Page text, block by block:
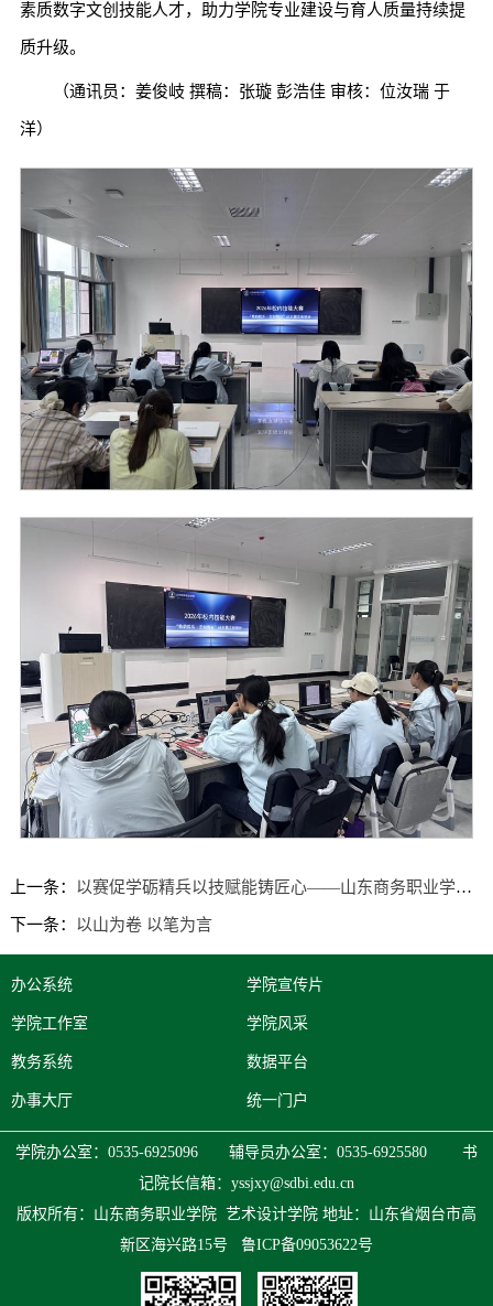
素质数字文创技能人才，助力学院专业建设与育人质量持续提
质升级。
（通讯员：姜俊岐 撰稿：张璇 彭浩佳 审核：位汝瑞 于
洋）
上一条： 以赛促学砺精兵以技赋能铸匠心——山东商务职业学院艺术设计学院校内技能大赛圆满收官
下一条： 以山为卷 以笔为言
办公系统 学院宣传片
学院工作室 学院风采
教务系统 数据平台
办事大厅 统一门户
学院办公室：0535-6925096 辅导员办公室：0535-6925580 书
记院长信箱： yssjxy@sdbi.edu.cn
版权所有：山东商务职业学院 艺术设计学院 地址：山东省烟台市高
新区海兴路15号
鲁ICP备09053622号